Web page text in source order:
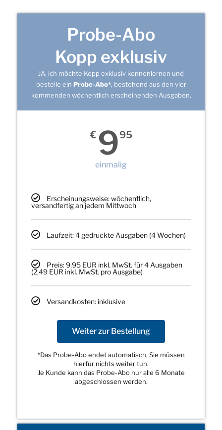
Probe-Abo
Kopp exklusiv
JA, ich möchte Kopp exklusiv kennenlernen und
bestelle ein Probe-Abo*, bestehend aus den vier
kommenden wöchentlich erscheinenden Ausgaben.
€ 995
einmalig
Erscheinungsweise: wöchentlich,
versandfertig an jedem Mittwoch
Laufzeit: 4 gedruckte Ausgaben (4 Wochen)
Preis: 9,95 EUR inkl. MwSt. für 4 Ausgaben
(2,49 EUR inkl. MwSt. pro Ausgabe)
Versandkosten: inklusive
Weiter zur Bestellung
*Das Probe-Abo endet automatisch, Sie müssen
hierfür nichts weiter tun.
Je Kunde kann das Probe-Abo nur alle 6 Monate
abgeschlossen werden.